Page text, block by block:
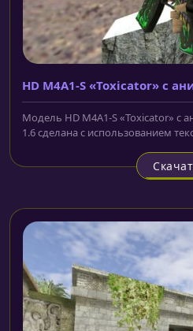
HD M4A1-S «Toxicator» с
Модель HD M4A1-S «Toxicator» с
1.6 сделана с использованием